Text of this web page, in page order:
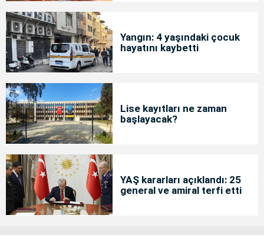
Yangın: 4 yaşındaki çocuk
hayatını kaybetti
Lise kayıtları ne zaman
başlayacak?
YAŞ kararları açıklandı: 25
general ve amiral terfi etti